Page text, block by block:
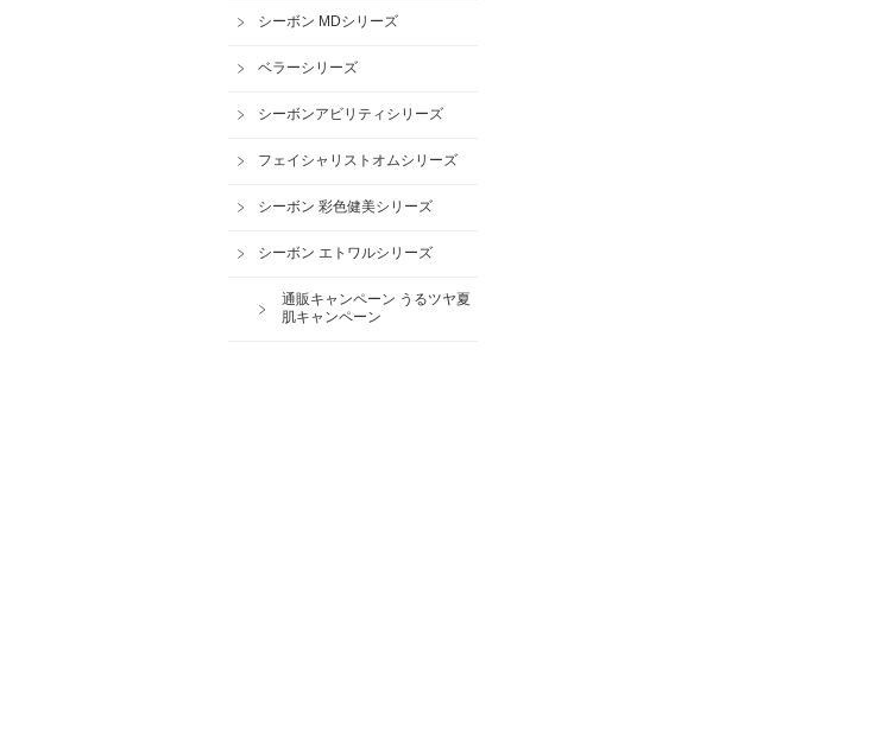
シーボン MDシリーズ
ベラーシリーズ
シーボンアビリティシリーズ
フェイシャリストオムシリーズ
シーボン 彩色健美シリーズ
シーボン エトワルシリーズ
通販キャンペーン うるツヤ夏
肌キャンペーン